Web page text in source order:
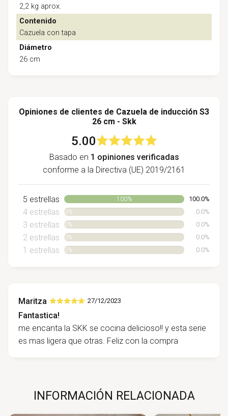
2,2 kg aprox.
Contenido
Cazuela con tapa
Diámetro
26 cm
Opiniones de clientes de Cazuela de inducción S3
26 cm - Skk
5.00
Basado en 1 opiniones verificadas
conforme a la Directiva (UE) 2019/2161
5 estrellas 100% 100.0%
4 estrellas 0% 0.0%
3 estrellas 0% 0.0%
2 estrellas 0% 0.0%
1 estrellas 0% 0.0%
Maritza 27/12/2023
Fantastica!
me encanta la SKK se cocina delicioso!! y esta serie
es mas ligera que otras. Feliz con la compra
INFORMACIÓN RELACIONADA